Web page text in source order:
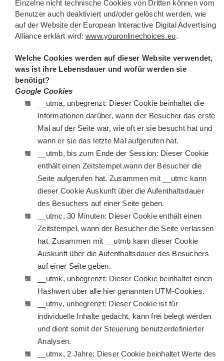
Einzelne nicht technische Cookies von Dritten können vom
Benutzer auch deaktiviert und/oder gelöscht werden, wie
auf der Website der European Interactive Digital Advertising
Alliance erklärt wird:www.youronlinechoices.eu.
Welche Cookies werden auf dieser Website verwendet,
was ist ihre Lebensdauer und wofür werden sie
benötigt?
Google Cookies
__utma, unbegrenzt: Dieser Cookie beinhaltet die
Informationen darüber, wann der Besucher das erste
Mal auf der Seite war, wie oft er sie besucht hat und
wann er sie das letzte Mal aufgerufen hat.
__utmb, bis zum Ende der Session: Dieser Cookie
enthält einen Zeitstempel,wann der Besucher die
Seite aufgerufen hat. Zusammen mit __utmc kann
dieser Cookie Auskunft über die Aufenthaltsdauer
des Besuchers auf einer Seite geben.
__utmc, 30 Minuten: Dieser Cookie enthält einen
Zeitstempel, wann der Besucher die Seite verlassen
hat. Zusammen mit __utmb kann dieser Cookie
Auskunft über die Aufenthaltsdauer des Besuchers
auf einer Seite geben.
__utmk, unbegrenzt: Dieser Cookie beinhaltet einen
Hashwert über alle hier genannten UTM-Cookies.
__utmv, unbegrenzt: Dieser Cookie ist für
individuelle Inhalte gedacht, kann frei belegt werden
und dient somit der Steuerung benutzerdefinierter
Analysen.
__utmx, 2 Jahre: Dieser Cookie beinhaltet Werte des